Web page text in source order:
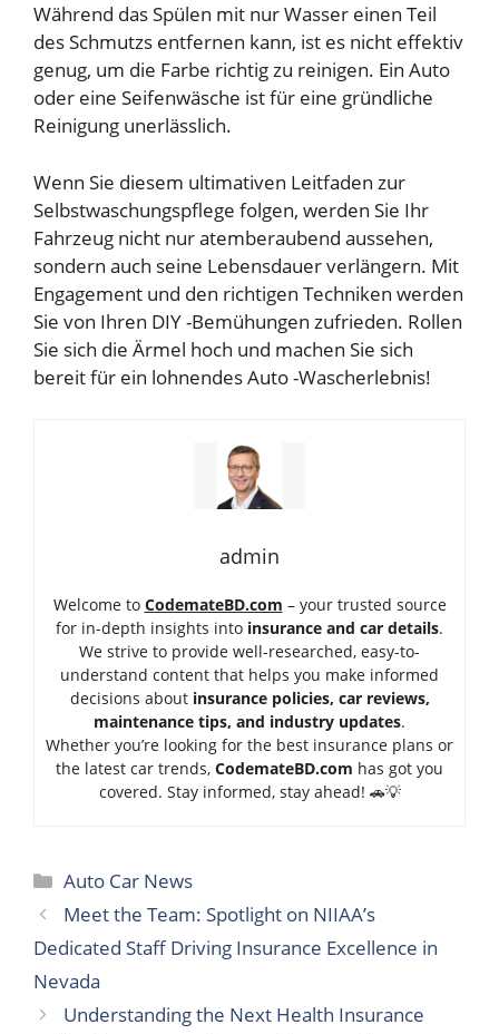
Während das Spülen mit nur Wasser einen Teil
des Schmutzs entfernen kann, ist es nicht effektiv
genug, um die Farbe richtig zu reinigen. Ein Auto
oder eine Seifenwäsche ist für eine gründliche
Reinigung unerlässlich.
Wenn Sie diesem ultimativen Leitfaden zur
Selbstwaschungspflege folgen, werden Sie Ihr
Fahrzeug nicht nur atemberaubend aussehen,
sondern auch seine Lebensdauer verlängern. Mit
Engagement und den richtigen Techniken werden
Sie von Ihren DIY -Bemühungen zufrieden. Rollen
Sie sich die Ärmel hoch und machen Sie sich
bereit für ein lohnendes Auto -Wascherlebnis!
admin
Welcome to CodemateBD.com – your trusted source
for in-depth insights into insurance and car details.
We strive to provide well-researched, easy-to-
understand content that helps you make informed
decisions about insurance policies, car reviews,
maintenance tips, and industry updates.
Whether you’re looking for the best insurance plans or
the latest car trends, CodemateBD.com has got you
covered. Stay informed, stay ahead! 🚗💡
Categories
Auto Car News
Meet the Team: Spotlight on NIIAA’s
Dedicated Staff Driving Insurance Excellence in
Nevada
Understanding the Next Health Insurance